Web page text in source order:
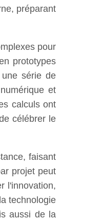
préparant
pour
prototypes
série de
et
calculs ont
célébrer le
faisant
projet peut
l'innovation,
technologie
aussi de la